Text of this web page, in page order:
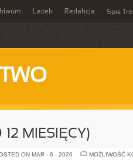
Lasek Redakcja Spis
MIESIĘCY)
ON MAR - 6 - 2026
MOŻLIWOŚĆ